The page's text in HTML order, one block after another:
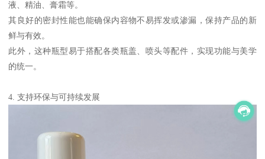
液、精油、膏霜等。
其良好的密封性能也能确保内容物不易挥发或渗漏，保持产品的新
鲜与有效。
此外，这种瓶型易于搭配各类瓶盖、喷头等配件，实现功能与美学
的统一。
4. 支持环保与可持续发展